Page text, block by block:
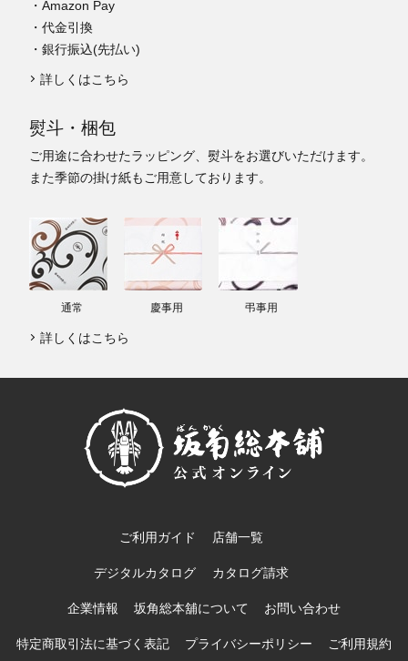
・Amazon Pay
・代金引換
・銀行振込(先払い)
詳しくはこちら
熨斗・梱包
ご用途に合わせたラッピング、熨斗をお選びいただけます。
また季節の掛け紙もご用意しております。
通常 慶事用 弔事用
詳しくはこちら
ご利用ガイド 店舗一覧
デジタルカタログ カタログ請求
企業情報 坂角総本舖について お問い合わせ
特定商取引法に基づく表記 プライバシーポリシー ご利用規約